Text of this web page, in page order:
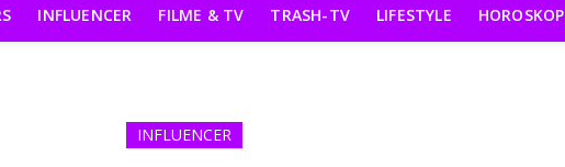
INFLUENCER FILME & TV TRASH-TV LIFESTYLE HOROSKOP
INFLUENCER